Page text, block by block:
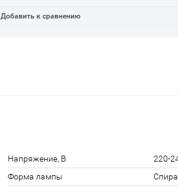
Добавить к сравнению
Напряжение, В
220-
Форма лампы